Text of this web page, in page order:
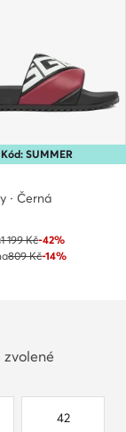
SUMMER
· Černá
1 199 Kč-42%
809 Kč-14%
42